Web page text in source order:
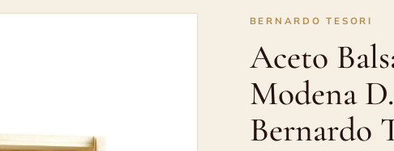
BERNARDO TESORI
Aceto
Modena
Bernardo